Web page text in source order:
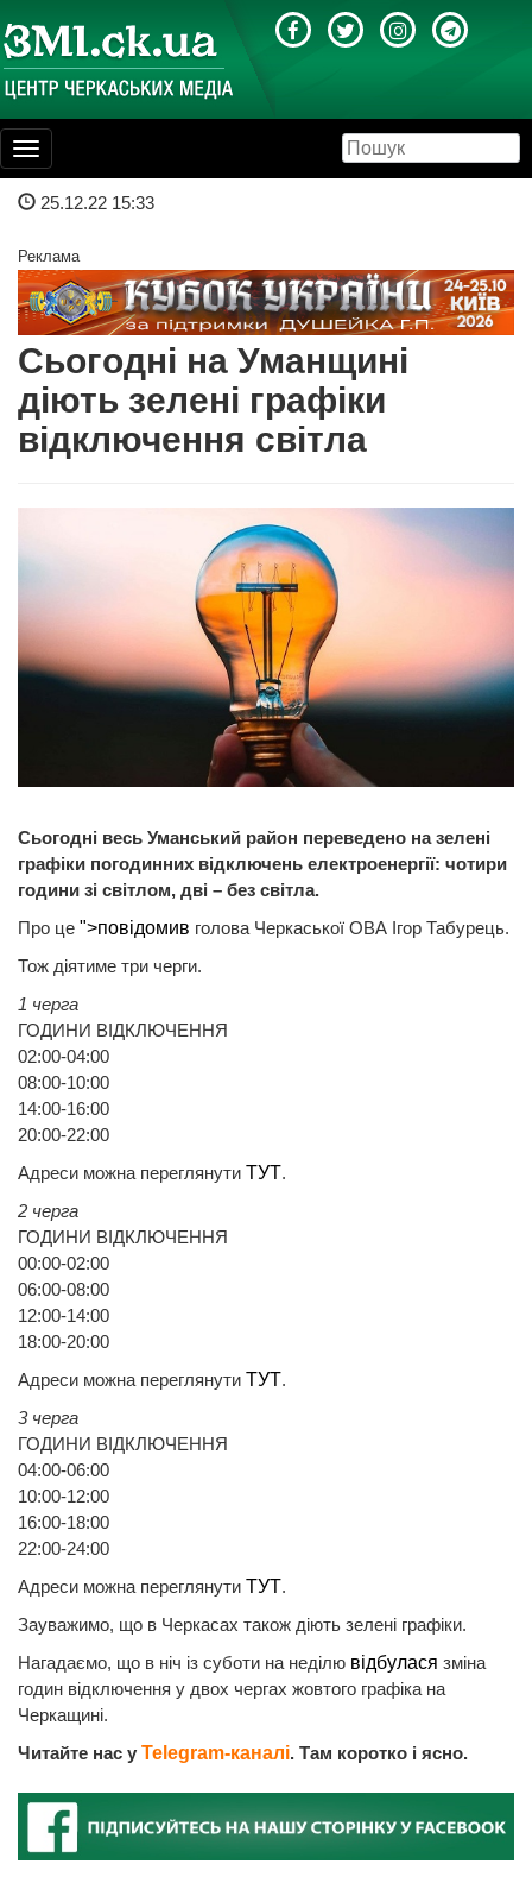
Toggle
navigation
25.12.22 15:33
Реклама
Сьогодні на Уманщині
діють зелені графіки
відключення світла
Сьогодні весь Уманський район переведено на зелені
графіки погодинних відключень електроенергії: чотири
години зі світлом, дві – без світла.
Про це ">повідомив голова Черкаської ОВА Ігор Табурець.
Тож діятиме три черги.
1 черга
ГОДИНИ ВІДКЛЮЧЕННЯ
02:00-04:00
08:00-10:00
14:00-16:00
20:00-22:00
Адреси можна переглянути ТУТ.
2 черга
ГОДИНИ ВІДКЛЮЧЕННЯ
00:00-02:00
06:00-08:00
12:00-14:00
18:00-20:00
Адреси можна переглянути ТУТ.
3 черга
ГОДИНИ ВІДКЛЮЧЕННЯ
04:00-06:00
10:00-12:00
16:00-18:00
22:00-24:00
Адреси можна переглянути ТУТ.
Зауважимо, що в Черкасах також діють зелені графіки.
Нагадаємо, що в ніч із суботи на неділю відбулася зміна
годин відключення у двох чергах жовтого графіка на
Черкащині.
Читайте нас у Telegram-каналі. Там коротко і ясно.